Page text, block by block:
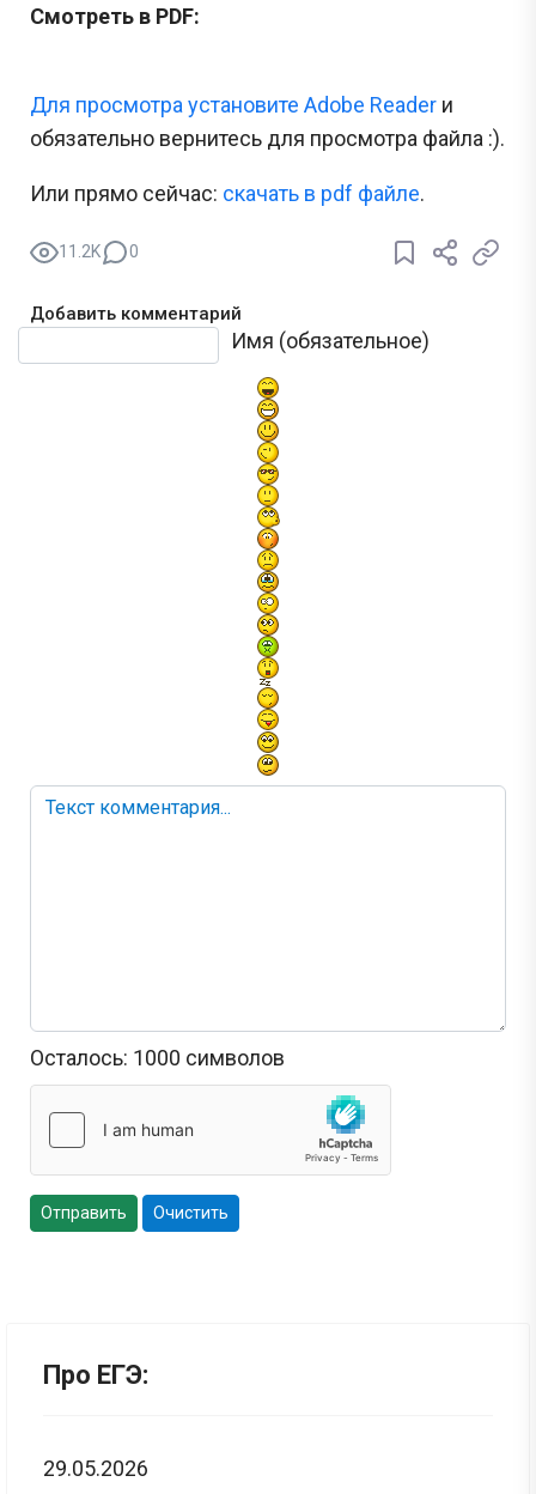
Смотреть в PDF:
Для просмотра установите Adobe Reader и
обязательно вернитесь для просмотра файла :).
Или прямо сейчас: cкачать в pdf файле.
11.2K 0
Добавить комментарий
Имя (обязательное)
Осталось: 1000 символов
Отправить Очистить
Про ЕГЭ:
29.05.2026